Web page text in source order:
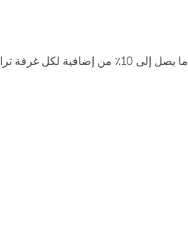
ما يصل إلى 10٪ من إضافية لكل غرفة تراكم